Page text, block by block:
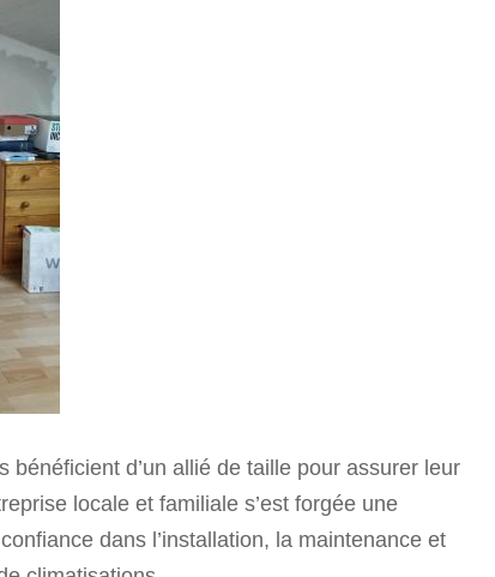
bénéficient d’un allié de taille pour assurer leur
locale et familiale s’est forgée une
dans l’installation, la maintenance et